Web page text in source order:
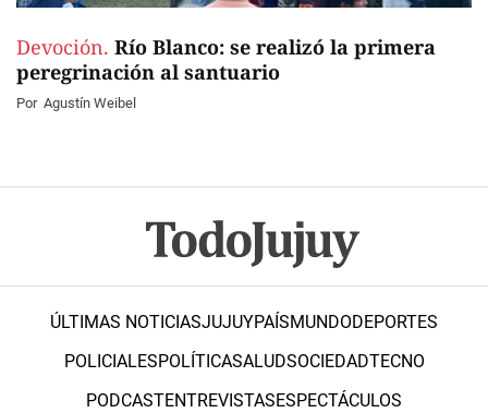
Devoción. Río Blanco: se realizó la primera
peregrinación al santuario
Por Agustín Weibel
ÚLTIMAS NOTICIASJUJUYPAÍSMUNDODEPORTES
POLICIALESPOLÍTICASALUDSOCIEDADTECNO
PODCASTENTREVISTASESPECTÁCULOS